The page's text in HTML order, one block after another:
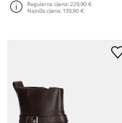
Regularna cijena:229,90 €
Najniža cijena:139,90 €